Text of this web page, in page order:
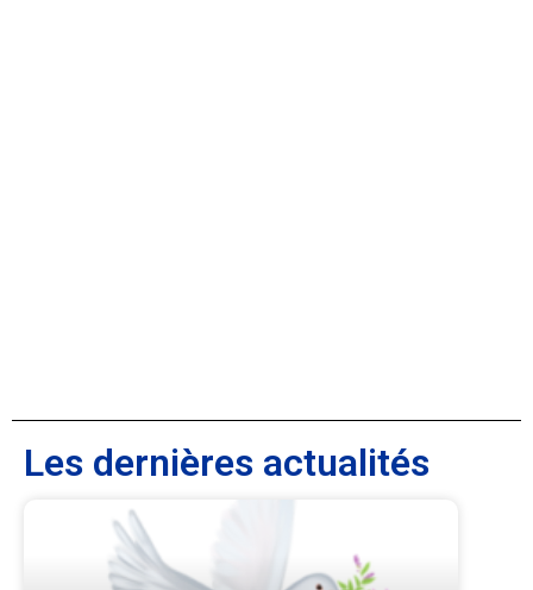
Les dernières actualités